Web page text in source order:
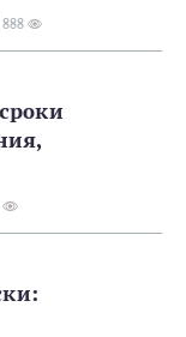
888